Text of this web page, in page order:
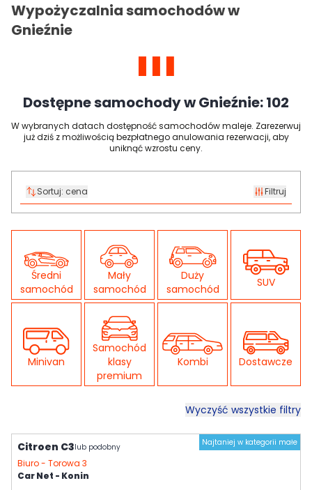
Wypożyczalnia samochodów w
Gnieźnie
Dostępne samochody w Gnieźnie:102
W wybranych datach dostępność samochodów maleje. Zarezerwuj
już dziś z możliwością bezpłatnego anulowania rezerwacji, aby
uniknąć wzrostu ceny.
Sortuj: cena Filtruj
Średni
samochód
Mały
samochód
Duży
samochód
SUV
Minivan
Samochód
klasy
premium
Kombi Dostawcze
Wyczyść wszystkie filtry
Najtaniej w kategorii małe
Citroen C3lub podobny
Biuro - Torowa 3
Car Net - Konin